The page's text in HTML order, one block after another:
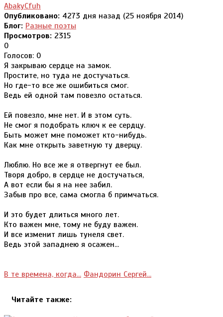
AbakyCfuh
Опубликовано: 4273 дня назад (25 ноября 2014)
Блог: Разные поэты
Просмотров: 2315
0
Голосов: 0
Я закрываю сердце на замок.
Простите, но туда не достучаться.
Но где-то всe же ошибиться смог.
Ведь ей одной там повезло остаться.
Ей повезло, мне нет. И в этом суть.
Не смог я подобрать ключ к еe сердцу.
Быть может мне поможет кто-нибудь.
Как мне открыть заветную ту дверцу.
Люблю. Но все же я отвергнут еe был.
Творя добро, в сердце не достучаться,
А вот если бы я на неe забил.
Забыв про все, сама смогла б примчаться.
И это будет длиться много лет.
Кто важен мне, тому не буду важен.
И все изменит лишь тунеля свет.
Ведь этой западнею я осажен...
В те времена, когда... Фандорин Сергей...
Читайте также: